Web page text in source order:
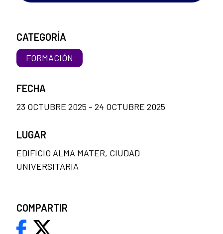
CATEGORÍA
FORMACIÓN
FECHA
23 OCTUBRE 2025 - 24 OCTUBRE 2025
LUGAR
EDIFICIO ALMA MATER, CIUDAD
UNIVERSITARIA
COMPARTIR